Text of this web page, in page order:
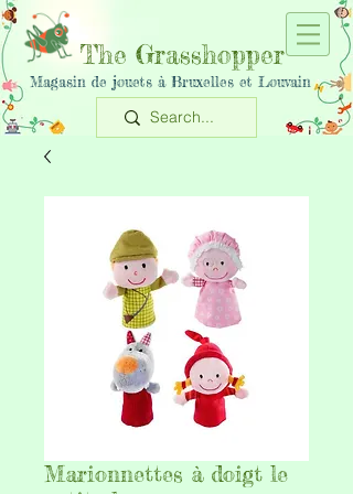
The Grasshopper
Magasin de jouets à Bruxelles et Louvain
Marionnettes à doigt le